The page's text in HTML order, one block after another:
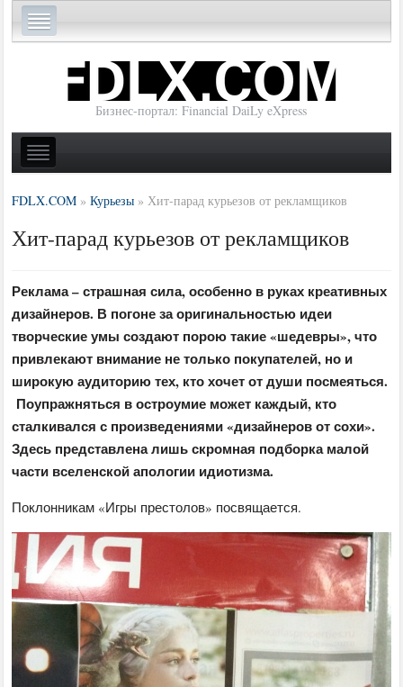
Бизнес-портал: Financial DaiLy eXpress
FDLX.COM »Курьезы » Хит-парад курьезов от рекламщиков
Хит-парад курьезов от рекламщиков
Реклама – страшная сила, особенно в руках креативных
дизайнеров. В погоне за оригинальностью идеи
творческие умы создают порою такие «шедевры», что
привлекают внимание не только покупателей, но и
широкую аудиторию тех, кто хочет от души посмеяться.
Поупражняться в остроумие может каждый, кто
сталкивался с произведениями «дизайнеров от сохи».
Здесь представлена лишь скромная подборка малой
части вселенской апологии идиотизма.
Поклонникам «Игры престолов» посвящается.